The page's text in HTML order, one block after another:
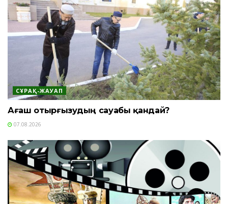
СҰРАҚ-ЖАУАП
Ағаш отырғызудың сауабы қандай?
07.08.2026